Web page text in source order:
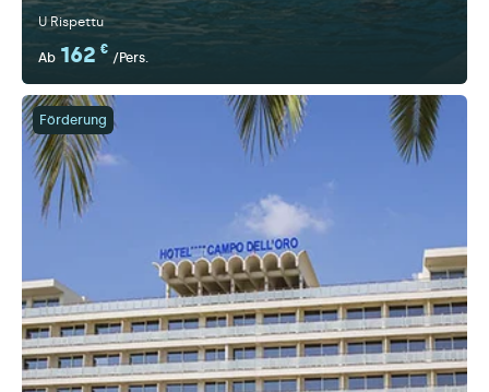
U Rispettu
Ab 162 €
/Pers.
Förderung